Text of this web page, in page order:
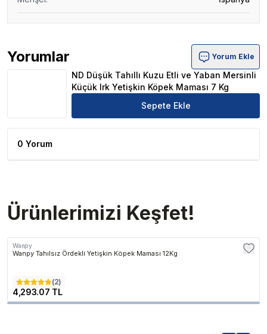
Yorumlar
ND Düşük Tahıllı Kuzu Etli ve Yaban Mersinli Küçük Irk
Yorum Ekle
ND Düşük Tahıllı Kuzu Etli ve Yaban Mersinli
Küçük Irk Yetişkin Köpek Maması 7 Kg
Sepete Ekle
0 Yorum
Ürünlerimizi Keşfet!
Wanpy
Wanpy Tahılsız Ördekli Yetişkin Köpek Maması 12Kg
(2)
4,293.07 TL